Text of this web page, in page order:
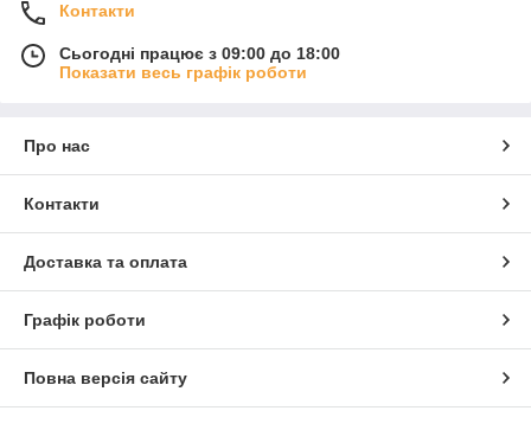
Контакти
Сьогодні працює з 09:00 до 18:00
Показати весь графік роботи
Про нас
Контакти
Доставка та оплата
Графік роботи
Повна версія сайту